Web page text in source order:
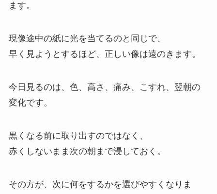
ます。
現像途中の紙に光を当てるのと同じで、
早く見ようとするほど、正しい像は遠のきます。
今日見るのは、色、高さ、痛み、こすれ、翌朝の
変化です。
黒くなる前に取り出すのではなく、
赤くしないまま次の朝まで浸しておく。
その方が、次に何をするかを選びやすくなりま